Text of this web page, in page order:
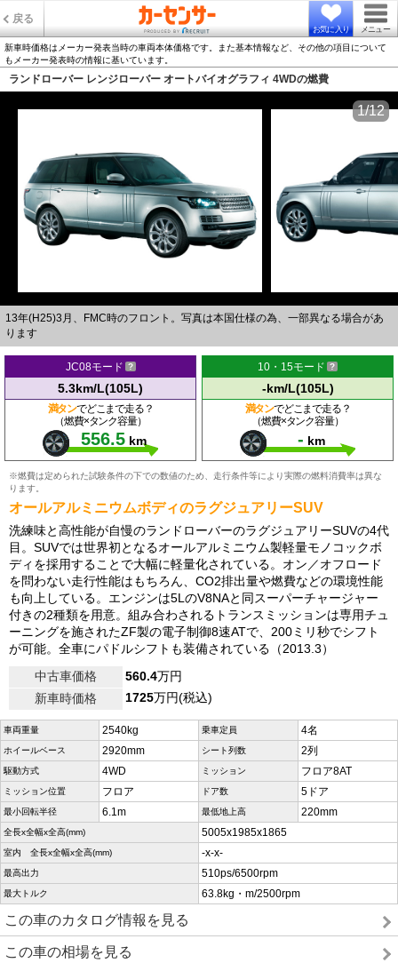
戻る
お気に入り メニュー
新車時価格はメーカー発表当時の車両本体価格です。また基本情報など、その他の項目について
もメーカー発表時の情報に基いています。
ランドローバー レンジローバー オートバイオグラフィ 4WDの燃費
13年(H25)3月、FMC時のフロント。写真は本国仕様の為、一部異なる場合があ
ります
1/12
JC08モード
5.3km/L(105L)
満タンでどこまで走る？
（燃費×タンク容量）
556.5 km
10・15モード
-km/L(105L)
満タンでどこまで走る？
（燃費×タンク容量）
- km
※燃費は定められた試験条件の下での数値のため、走行条件等により実際の燃料消費率は異な
ります。
オールアルミニウムボディのラグジュアリーSUV
洗練味と高性能が自慢のランドローバーのラグジュアリーSUVの4代
目。SUVでは世界初となるオールアルミニウム製軽量モノコックボ
ディを採用することで大幅に軽量化されている。オン／オフロード
を問わない走行性能はもちろん、CO2排出量や燃費などの環境性能
も向上している。エンジンは5LのV8NAと同スーパーチャージャー
付きの2種類を用意。組み合わされるトランスミッションは専用チュ
ーニングを施されたZF製の電子制御8速ATで、200ミリ秒でシフト
が可能。全車にパドルシフトも装備されている（2013.3）
中古車価格
560.4万円
新車時価格
1725万円(税込)
車両重量 2540kg 乗車定員 4名
ホイールベース 2920mm シート列数 2列
駆動方式 4WD ミッション フロア8AT
ミッション位置 フロア ドア数 5ドア
最小回転半径 6.1m 最低地上高 220mm
全長x全幅x全高(mm) 5005x1985x1865
室内 全長x全幅x全高(mm) -x-x-
最高出力 510ps/6500rpm
最大トルク 63.8kg・m/2500rpm
この車のカタログ情報を見る
この車の相場を見る